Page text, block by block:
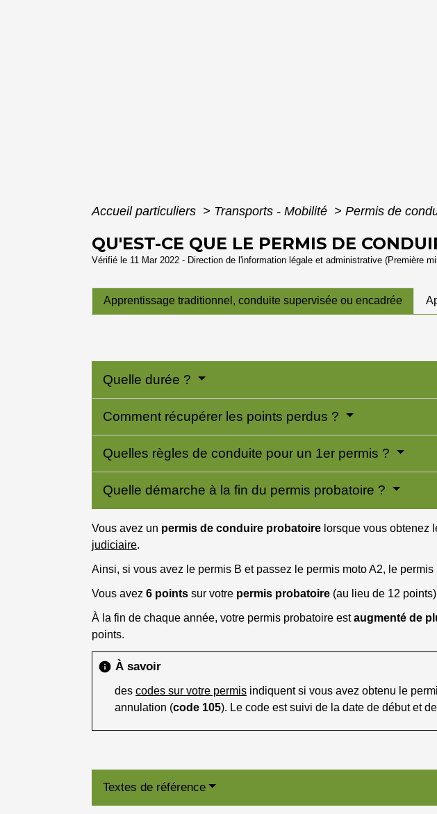
Accueil particuliers > Transports - Mobilité > Permis de
QU'EST-CE QUE LE PERMIS DE
Vérifié le 11 Mar 2022 - Direction de l'information légale et administrative (Première
Apprentissage traditionnel, conduite supervisée ou encadrée
Quelle durée ?
Comment récupérer les points perdus ?
Quelles règles de conduite pour un 1er permis ?
Quelle démarche à la fin du permis probatoire ?
Vous avez un permis de conduire probatoire lorsque vous obtenez
judiciaire.
Ainsi, si vous avez le permis B et passez le permis moto A2, le
Vous avez 6 points sur votre permis probatoire (au lieu de 12
À la fin de chaque année, votre permis probatoire estaugmenté de
points.
info À savoir
des codes sur votre permis indiquent si vous avez obtenu le
annulation (code 105). Le code est suivi de la date de début et
Textes de référence